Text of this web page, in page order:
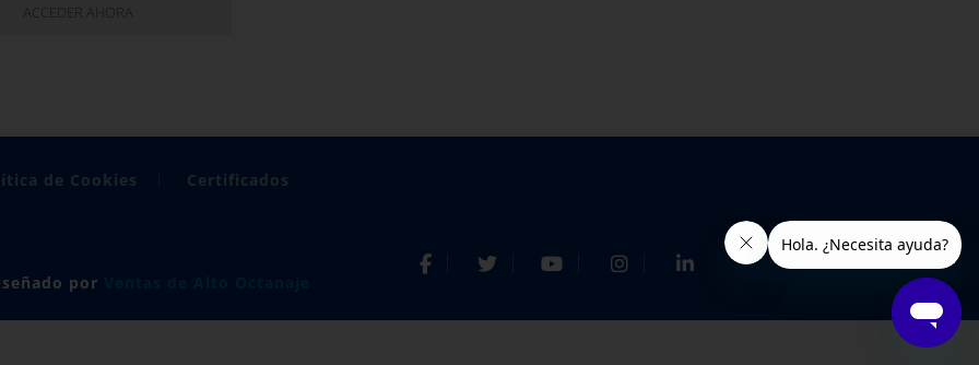
ACCEDER AHORA
de Cookies Certificados
por